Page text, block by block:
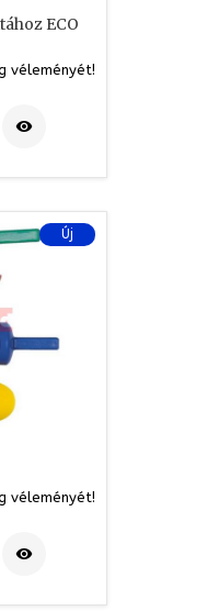
ECO
véleményét!

Új
véleményét!
